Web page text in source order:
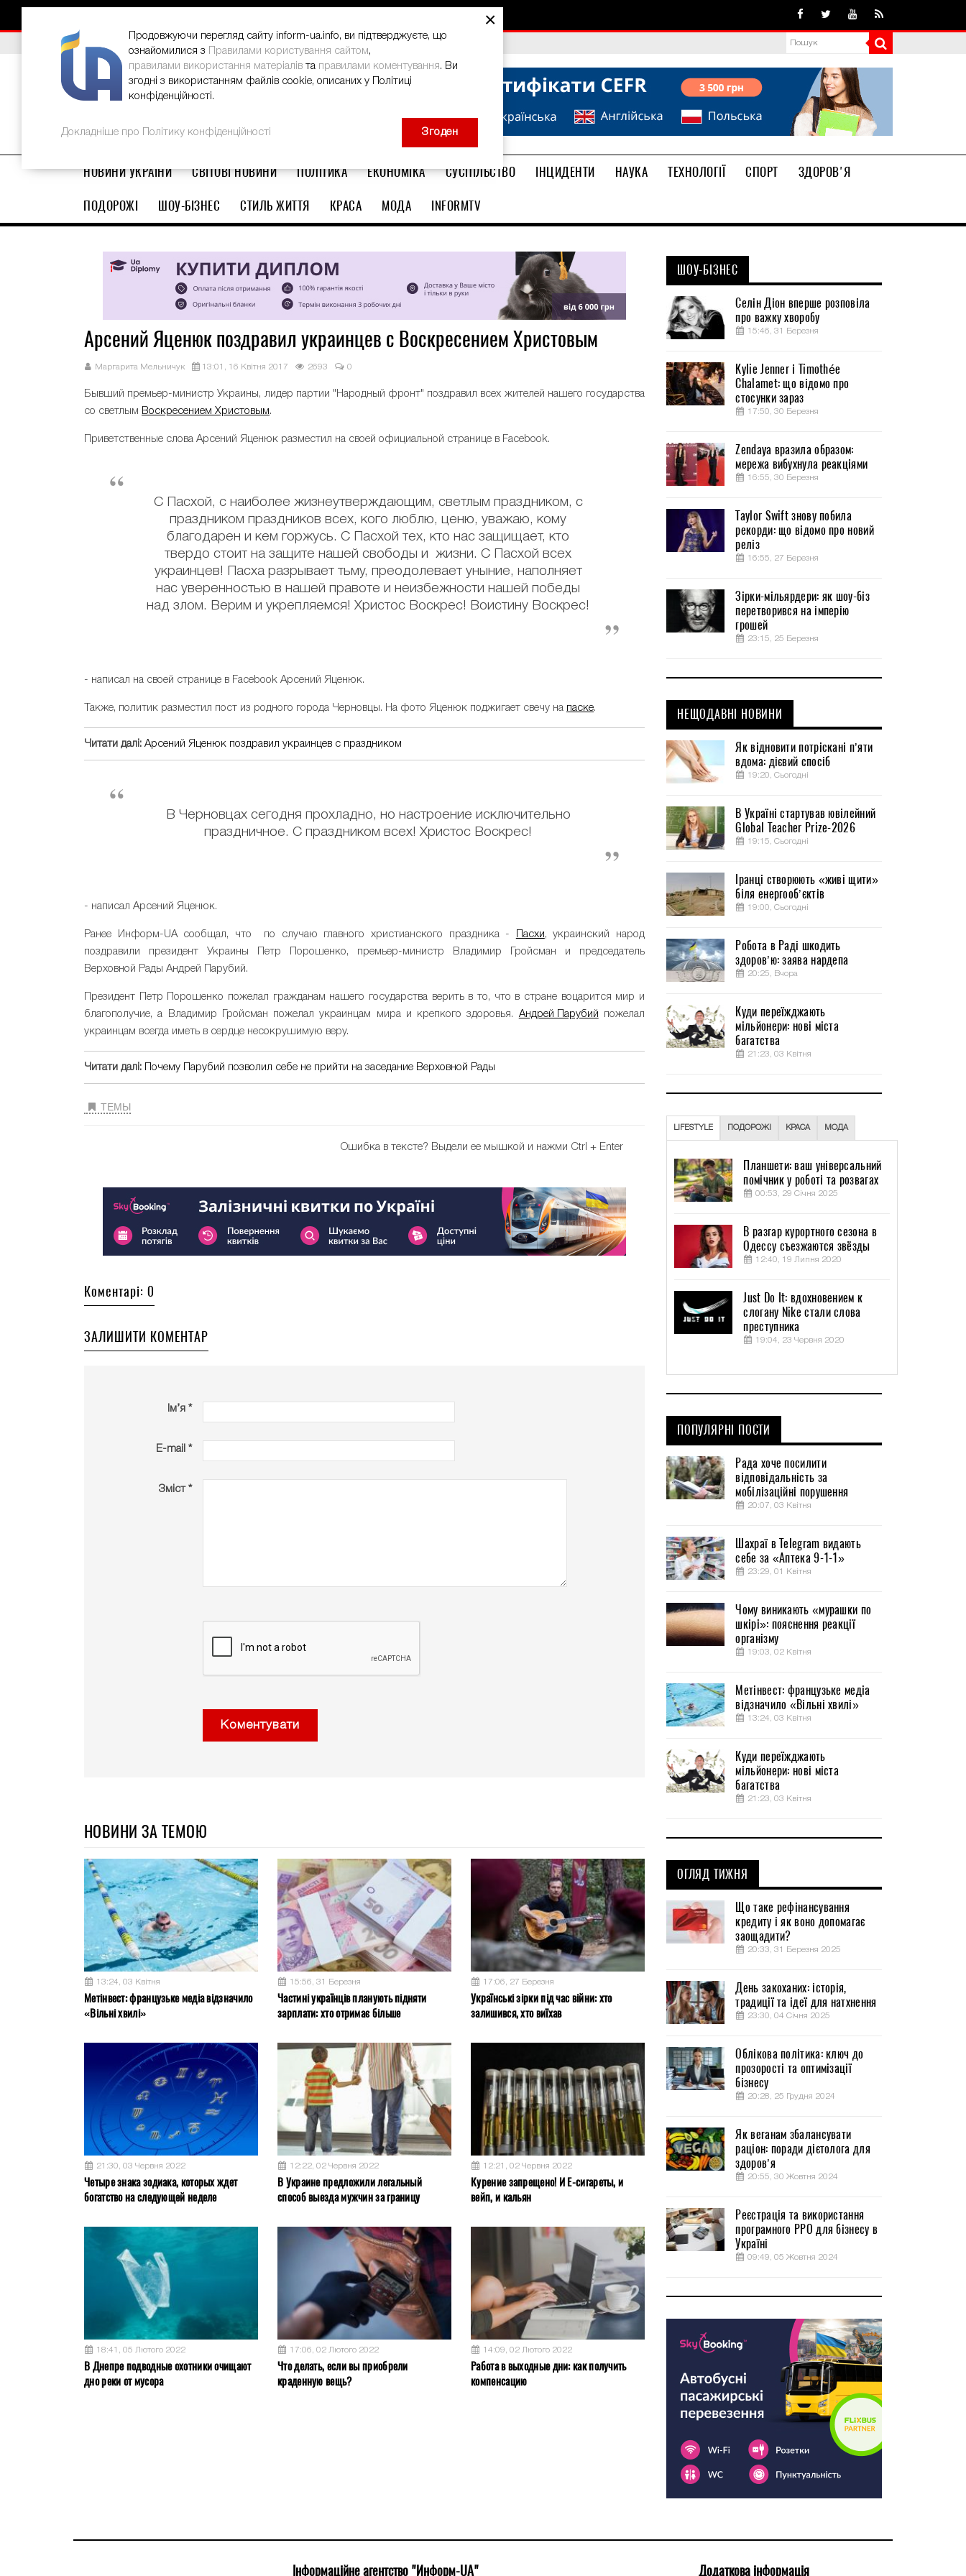
ВИБІР РЕДАКЦІЇ В Україні стартував ювілейний Global Teacher Prize-2026
НОВИНИ УКРАЇНИ СВІТОВІ НОВИНИ ПОЛІТИКА ЕКОНОМІКА СУСПІЛЬСТВО ІНЦИДЕНТИ НАУКА ТЕХНОЛОГІЇ СПОРТ
ЗДОРОВ'Я
ПОДОРОЖІ
ШОУ-БІЗНЕС СТИЛЬ ЖИТТЯ КРАСА МОДА INFORMTV
Арсений Яценюк поздравил украинцев с Воскресением Христовым
Маргарита Мельничук 13:01, 16 Квітня 2017 2693 0
Бывший премьер-министр Украины, лидер партии "Народный фронт" поздравил всех жителей нашего государства
со светлым Воскресением Христовым.
Приветственные слова Арсений Яценюк разместил на своей официальной странице в Facebook.
С Пасхой, с наиболее жизнеутверждающим, светлым праздником, с
праздником праздников всех, кого люблю, ценю, уважаю, кому
благодарен и кем горжусь. С Пасхой тех, кто нас защищает, кто
твердо стоит на защите нашей свободы и жизни. С Пасхой всех
украинцев! Пасха разрывает тьму, преодолевает уныние, наполняет
нас уверенностью в нашей правоте и неизбежности нашей победы
над злом. Верим и укрепляемся! Христос Воскрес! Воистину Воскрес!
- написал на своей странице в Facebook Арсений Яценюк.
Также, политик разместил пост из родного города Черновцы. На фото Яценюк поджигает свечу на паске.
Читати далі: Арсений Яценюк поздравил украинцев с праздником
В Черновцах сегодня прохладно, но настроение исключительно
праздничное. С праздником всех! Христос Воскрес!
- написал Арсений Яценюк.
Ранее Информ-UA cообщал, что по случаю главного христианского праздника - Пасхи, украинский народ
поздравили президент Украины Петр Порошенко, премьер-министр Владимир Гройсман и председатель
Верховной Рады Андрей Парубий.
Президент Петр Порошенко пожелал гражданам нашего государства верить в то, что в стране воцарится мир и
благополучие, а Владимир Гройсман пожелал украинцам мира и крепкого здоровья. Андрей Парубий пожелал
украинцам всегда иметь в сердце несокрушимую веру.
Читати далі: Почему Парубий позволил себе не прийти на заседание Верховной Рады
ТЕМЫ
Ошибка в тексте? Выдели ее мышкой и нажми Ctrl + Enter
Коментарі: 0
ЗАЛИШИТИ КОМЕНТАР
Ім’я *
E-mail *
Зміст *
Коментувати
НОВИНИ ЗА ТЕМОЮ
13:24, 03 Квітня
Метінвест: французьке медіа відзначило
«Вільні хвилі»
15:56, 31 Березня
Частині українців планують підняти
зарплати: хто отримає більше
17:06, 27 Березня
Українські зірки під час війни: хто
залишився, хто виїхав
21:30, 03 Червня 2022
Четыре знака зодиака, которых ждет
богатство на следующей неделе
12:22, 02 Червня 2022
В Украине предложили легальный
способ выезда мужчин за границу
12:21, 02 Червня 2022
Курение запрещено! И Е-сигареты, и
вейп, и кальян
18:41, 05 Лютого 2022
В Днепре подводные охотники очищают
дно реки от мусора
17:06, 02 Лютого 2022
Что делать, если вы приобрели
краденную вещь?
14:09, 02 Лютого 2022
Работа в выходные дни: как получить
компенсацию
ШОУ-БІЗНЕС
Селін Діон вперше розповіла
про важку хворобу
15:46, 31 Березня
Kylie Jenner і Timothée
Chalamet: що відомо про
стосунки зараз
17:50, 30 Березня
Zendaya вразила образом:
мережа вибухнула реакціями
16:55, 30 Березня
Taylor Swift знову побила
рекорди: що відомо про новий
реліз
16:55, 27 Березня
Зірки-мільярдери: як шоу-біз
перетворився на імперію
грошей
23:15, 25 Березня
НЕЩОДАВНІ НОВИНИ
Як відновити потріскані п’яти
вдома: дієвий спосіб
19:20, Сьогодні
В Україні стартував ювілейний
Global Teacher Prize-2026
19:15, Сьогодні
Іранці створюють «живі щити»
біля енергооб’єктів
19:00, Сьогодні
Робота в Раді шкодить
здоров’ю: заява нардепа
20:25, Вчора
Куди переїжджають
мільйонери: нові міста
багатства
21:23, 03 Квітня
LIFESTYLE ПОДОРОЖІ КРАСА МОДА
Планшети: ваш універсальний
помічник у роботі та розвагах
00:53, 29 Січня 2025
В разгар курортного сезона в
Одессу съезжаются звёзды
12:40, 19 Липня 2020
Just Do It: вдохновением к
слогану Nike стали слова
преступника
19:04, 23 Червня 2020
ПОПУЛЯРНІ ПОСТИ
Рада хоче посилити
відповідальність за
мобілізаційні порушення
20:07, 03 Квітня
Шахраї в Telegram видають
себе за «Аптека 9-1-1»
23:29, 01 Квітня
Чому виникають «мурашки по
шкірі»: пояснення реакції
організму
19:03, 02 Квітня
Метінвест: французьке медіа
відзначило «Вільні хвилі»
13:24, 03 Квітня
Куди переїжджають
мільйонери: нові міста
багатства
21:23, 03 Квітня
ОГЛЯД ТИЖНЯ
Що таке рефінансування
кредиту і як воно допомагає
заощадити?
20:33, 31 Березня 2025
День закоханих: історія,
традиції та ідеї для натхнення
23:30, 04 Січня 2025
Облікова політика: ключ до
прозорості та оптимізації
бізнесу
20:28, 25 Грудня 2024
Як веганам збалансувати
раціон: поради дієтолога для
здоров’я
20:55, 30 Жовтня 2024
Реєстрація та використання
програмного РРО для бізнесу в
Україні
09:49, 05 Жовтня 2024
Інформаційне агентство "Информ-UA" Додаткова інформація
×
Продовжуючи перегляд сайту inform-ua.info, ви підтверджуєте, що
ознайомилися з
Правилами користування сайтом,
правилами використання матеріалів та правилами коментування. Ви
згодні з використанням файлів cookie, описаних у Політиці
конфіденційності.
Докладніше про Політику конфіденційності Згоден